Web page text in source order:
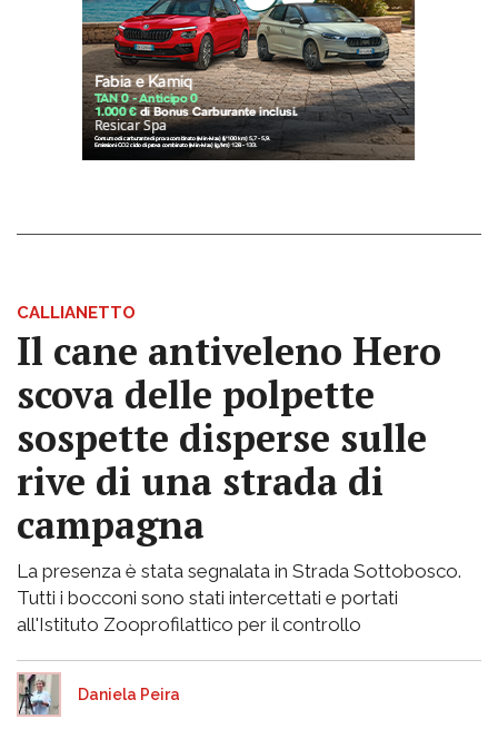
CALLIANETTO
Il cane antiveleno Hero
scova delle polpette
sospette disperse sulle
rive di una strada di
campagna
La presenza è stata segnalata in Strada Sottobosco.
Tutti i bocconi sono stati intercettati e portati
all'Istituto Zooprofilattico per il controllo
Daniela Peira